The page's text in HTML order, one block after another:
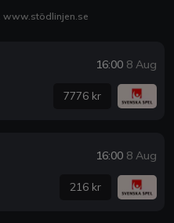
www.stödlinjen.se
16:00 8 Aug
7776 kr
16:00 8 Aug
216 kr